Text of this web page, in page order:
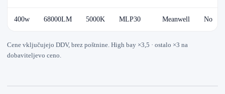
400w 68000LM 5000K MLP30 Meanwell No
Cene vključujejo DDV, brez poštnine. High bay ×3,5 · ostalo ×3 na
dobaviteljevo ceno.